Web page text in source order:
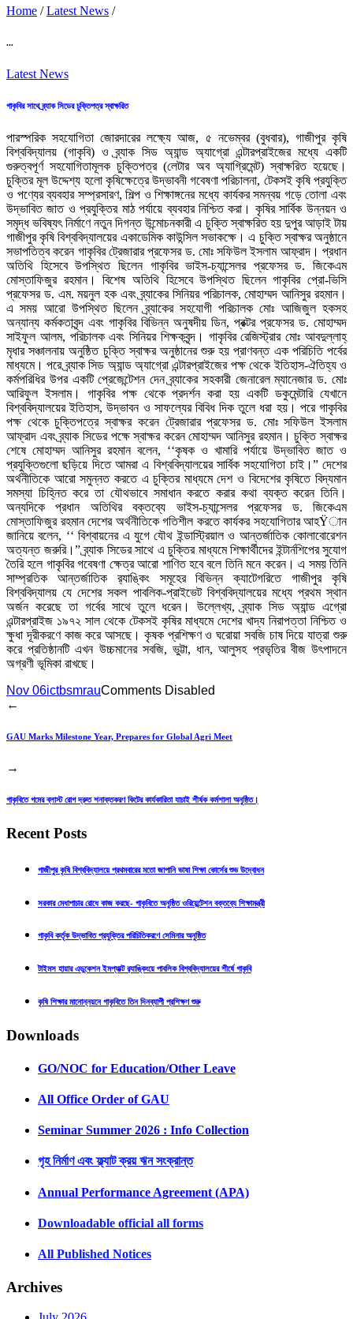
Home /Latest News /
...
Latest News
গাকৃবির সাথে ব্র্যাক সিডের চুক্তিপত্র স্বাক্ষরিত
পারস্পরিক সহযোগিতা জোরদারের লক্ষ্যে আজ, ৫ নভেম্বর (বুধবার), গাজীপুর কৃষি
বিশ্ববিদ্যালয় (গাকৃবি) ও ব্র্যাক সিড অ্যান্ড অ্যাগ্রো এন্টারপ্রাইজের মধ্যে একটি
গুরুত্বপূর্ণ সহযোগিতামূলক চুক্তিপত্র (লেটার অব অ্যাগ্রিমেন্ট) স্বাক্ষরিত হয়েছে।
চুক্তির মূল উদ্দেশ্য হলো কৃষিক্ষেত্রে উদ্ভাবনী গবেষণা পরিচালনা, টেকসই কৃষি প্রযুক্তি
ও পণ্যের ব্যবহার সম্প্রসারণ, শিল্প ও শিক্ষাঙ্গনের মধ্যে কার্যকর সমন্বয় গড়ে তোলা এবং
উদ্ভাবিত জাত ও প্রযুক্তির মাঠ পর্যায়ে ব্যবহার নিশ্চিত করা। কৃষির সার্বিক উন্নয়ন ও
সমৃদ্ধ ভবিষ্যৎ নির্মাণে নতুন দিগন্ত উন্মোচনকারী এ চুক্তি স্বাক্ষরিত হয় দুপুর আড়াই টায়
গাজীপুর কৃষি বিশ্ববিদ্যালয়ের একাডেমিক কাউন্সিল সভাকক্ষে। এ চুক্তি স্বাক্ষর অনুষ্ঠানে
সভাপতিত্ব করেন গাকৃবির ট্রেজারার প্রফেসর ড. মোঃ সফিউল ইসলাম আফ্রাদ। প্রধান
অতিথি হিসেবে উপস্থিত ছিলেন গাকৃবির ভাইস-চ্যান্সেলর প্রফেসর ড. জিকেএম
মোস্তাফিজুর রহমান। বিশেষ অতিথি হিসেবে উপস্থিত ছিলেন গাকৃবির প্রো-ভিসি
প্রফেসর ড. এম. ময়নুল হক এবং ব্র্যাকের সিনিয়র পরিচালক, মোহাম্মদ আনিসুর রহমান।
এ সময় আরো উপস্থিত ছিলেন ব্র্যাকের সহযোগী পরিচালক মোঃ আজিজুল হকসহ
অন্যান্য কর্মকতাবৃন্দ এবং গাকৃবির বিভিন্ন অনুষদীয় ডিন, প্রক্টর প্রফেসর ড. মোহাম্মদ
সাইফুল আলম, পরিচালক এবং সিনিয়র শিক্ষকবৃন্দ। গাকৃবির রেজিস্ট্রার মোঃ আবদুল্লাহ্
মৃধার সঞ্চালনায় অনুষ্ঠিত চুক্তি স্বাক্ষর অনুষ্ঠানের শুরু হয় প্রাণবন্ত এক পরিচিতি পর্বের
মাধ্যমে। পরে ব্র্যাক সিড অ্যান্ড অ্যাগ্রো এন্টারপ্রাইজের পক্ষ থেকে ইতিহাস-ঐতিহ্য ও
কর্মপরিধির উপর একটি প্রেজেন্টেশন দেন ব্র্যাকের সহকারী জেনারেল ম্যানেজার ড. মোঃ
আরিফুল ইসলাম। গাকৃবির পক্ষ থেকে প্রদর্শন করা হয় একটি ডকুমেন্টারি যেখানে
বিশ্ববিদ্যালয়ের ইতিহাস, উদ্ভাবন ও সাফল্যের বিবিধ দিক তুলে ধরা হয়। পরে গাকৃবির
পক্ষ থেকে চুক্তিপত্রে স্বাক্ষর করেন ট্রেজারার প্রফেসর ড. মোঃ সফিউল ইসলাম
আফ্রাদ এবং ব্র্যাক সিডের পক্ষে স্বাক্ষর করেন মোহাম্মদ আনিসুর রহমান। চুক্তি স্বাক্ষর
শেষে মোহাম্মদ আনিসুর রহমান বলেন, ‘‘কৃষক ও খামারি পর্যায়ে উদ্ভাবিত জাত ও
প্রযুক্তিগুলো ছড়িয়ে দিতে আমরা এ বিশ্ববিদ্যালয়ের সার্বিক সহযোগিতা চাই।” দেশের
অর্থনীতিকে আরো সমুন্নত করতে এ চুক্তির মাধ্যমে দেশ ও বিদেশের কৃষিতে বিদ্যমান
সমস্যা চিহ্নিত করে তা যৌথভাবে সমাধান করতে করার কথা ব্যক্ত করেন তিনি।
অন্যদিকে প্রধান অতিথির বক্তব্যে ভাইস-চ্যান্সেলর প্রফেসর ড. জিকেএম
মোস্তাফিজুর রহমান দেশের অর্থনীতিকে গতিশীল করতে কার্যকর সহযোগিতার আহŸান
জানিয়ে বলেন, ‘‘ বিশ্বায়নের এ যুগে যৌথ ইন্ডাস্ট্রিয়াল ও আন্তর্জাতিক কোলাবোরেশন
অত্যন্ত জরুরি।” ব্র্যাক সিডের সাথে এ চুক্তির মাধ্যমে শিক্ষার্থীদের ইন্টার্নশিপের সুযোগ
তৈরি হলে গাকৃবির গবেষণা ক্ষেত্র আরো শাণিত হবে বলে তিনি মনে করেন। এ সময় তিনি
সাম্প্রতিক আন্তর্জাতিক র‌্যাঙ্কিং সমূহের বিভিন্ন ক্যাটেগরিতে গাজীপুর কৃষি
বিশ্ববিদ্যালয় যে দেশের সকল পাবলিক-প্রাইভেট বিশ্ববিদ্যালয়ের মধ্যে প্রথম স্থান
অর্জন করেছে তা গর্বের সাথে তুলে ধরেন। উল্লেখ্য, ব্র্যাক সিড অ্যান্ড এগ্রো
এন্টারপ্রাইজ ১৯৭২ সাল থেকে টেকসই কৃষির মাধ্যমে দেশের খাদ্য নিরাপত্তা নিশ্চিত ও
ক্ষুধা দূরীকরণে কাজ করে আসছে। কৃষক প্রশিক্ষণ ও ঘরোয়া সবজি চাষ দিয়ে যাত্রা শুরু
করে প্রতিষ্ঠানটি এখন উচ্চমানের সবজি, ভুট্টা, ধান, আলুসহ প্রভৃতির বীজ উৎপাদনে
অগ্রণী ভূমিকা রাখছে।
Nov 06ictbsmrauComments Disabled
←
GAU Marks Milestone Year, Prepares for Global Agri Meet
→
গাকৃবিতে গমের ব্লাস্ট রোগ দ্রুত শনাক্তকরণ কিটের কার্যকারিতা যাচাই শীর্ষক কর্মশালা অনুষ্ঠিত।
Recent Posts
গাজীপুর কৃষি বিশ্ববিদ্যালয়ে প্রথমবারের মতো জাপানি ভাষা শিক্ষা কোর্সের শুভ উদ্বোধন
সরকার মেধাপাচার রোধে কাজ করছে- গাকৃবিতে অনুষ্ঠিত ওরিয়েন্টেশন বক্তব্যে শিক্ষামন্ত্রী
গাকৃবি কর্তৃক উদ্ভাবিত প্রযুক্তির পরিচিতিকরণে সেমিনার অনুষ্ঠিত
টাইমস হায়ার এডুকেশন ইমপ্যাক্ট র‍্যাঙ্কিংয়ে পাবলিক বিশ্ববিদ্যালয়ের শীর্ষে গাকৃবি
কৃষি শিক্ষার মানোন্নয়নে গাকৃবিতে তিন দিনব্যাপী প্রশিক্ষণ শুরু
Downloads
GO/NOC for Education/Other Leave
All Office Order of GAU
Seminar Summer 2026 : Info Collection
গৃহ নির্মাণ এবং ফ্ল্যাট ক্রয় ঋন সংক্রান্ত
Annual Performance Agreement (APA)
Downloadable official all forms
All Published Notices
Archives